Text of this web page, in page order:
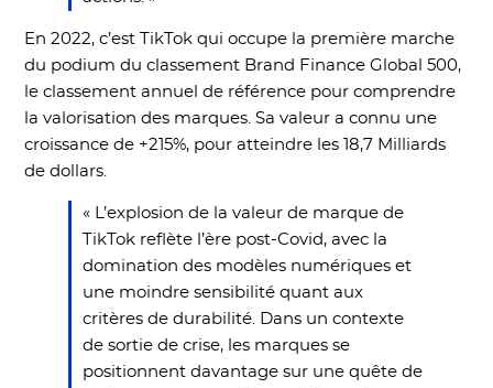
En 2022, c’est TikTok qui occupe la première marche
du podium du classement Brand Finance Global 500,
le classement annuel de référence pour comprendre
la valorisation des marques. Sa valeur a connu une
croissance de +215%, pour atteindre les 18,7 Milliards
de dollars.
« L’explosion de la valeur de marque de
TikTok reflète l’ère post-Covid, avec la
domination des modèles numériques et
une moindre sensibilité quant aux
critères de durabilité. Dans un contexte
de sortie de crise, les marques se
positionnent davantage sur une quête de